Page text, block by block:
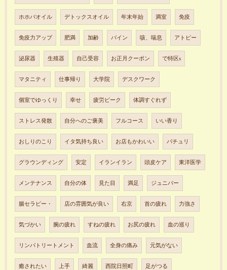
ホホバオイル デトックスオイル 年末年始 満室 免疫
免疫力アップ 肥満 加齢 パイン 咳、喘息 アトピー
泌尿器 生殖器 自己受容 お正月クーポン で特区s
マタニティ 仕事帰り 大学院 デスクワーク
個室でゆっくり 幸せ 疲労ピーク 体調すぐれず
ストレス発散 自分へのご褒美 フルコース いい香り
おしりのこり イタ気持ち良い お店もかわいい パチュリ
グラウンディング 安定 イランイラン 頭皮ケア 東洋医学
メンテナンス 自分の体 見た目 満足 ジュニパー
腸セラピー・ 店の雰囲気が良い 右京 首の疲れ 力強さ
気づかい 腕の疲れ すねの疲れ お尻の疲れ 血の巡り
リンパトリートメント 血流 全身の痛み 元気がない
癒されたい 上手 綺麗 西院日照町 足がつる